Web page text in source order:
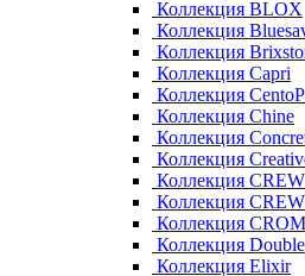
Коллекция BLOX
Коллекция
Коллекция
Коллекция Capri
Коллекция
Коллекция Chine
Коллекция
Коллекция
Коллекция
Коллекция
Коллекция
Коллекция Double
Коллекция Elixir